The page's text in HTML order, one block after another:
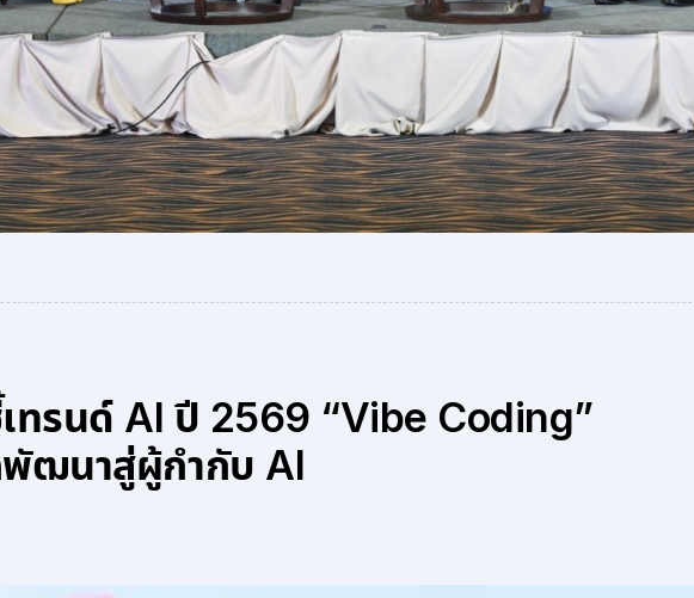
ทรนด์ AI ปี 2569 “Vibe Coding”
ฒนาสู่ผู้กำกับ AI